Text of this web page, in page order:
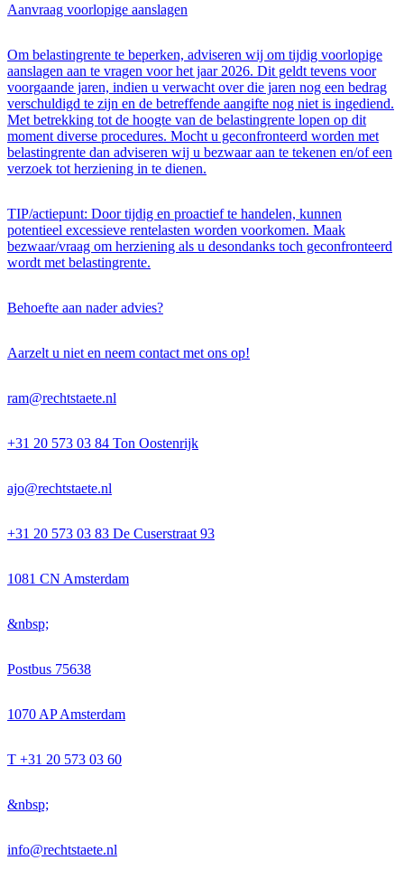
Aanvraag voorlopige aanslagen
Om belastingrente te beperken, adviseren wij om tijdig voorlopige
aanslagen aan te vragen voor het jaar 2026. Dit geldt tevens voor
voorgaande jaren, indien u verwacht over die jaren nog een bedrag
verschuldigd te zijn en de betreffende aangifte nog niet is ingediend.
Met betrekking tot de hoogte van de belastingrente lopen op dit
moment diverse procedures. Mocht u geconfronteerd worden met
belastingrente dan adviseren wij u bezwaar aan te tekenen en/of een
verzoek tot herziening in te dienen.
TIP/actiepunt: Door tijdig en proactief te handelen, kunnen
potentieel excessieve rentelasten worden voorkomen. Maak
bezwaar/vraag om herziening als u desondanks toch geconfronteerd
wordt met belastingrente.
Behoefte aan nader advies?
Aarzelt u niet en neem contact met ons op!
ram@rechtstaete.nl
+31 20 573 03 84 Ton Oostenrijk
ajo@rechtstaete.nl
+31 20 573 03 83 De Cuserstraat 93
1081 CN Amsterdam
&nbsp;
Postbus 75638
1070 AP Amsterdam
T +31 20 573 03 60
&nbsp;
info@rechtstaete.nl